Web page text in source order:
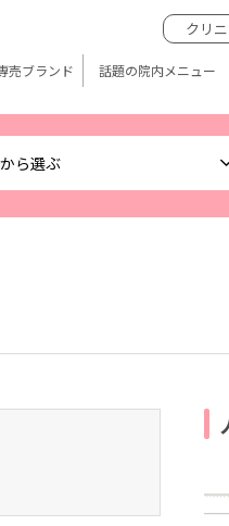
ら選ぶ
クリ
売ブランド 話題の院内メニュー